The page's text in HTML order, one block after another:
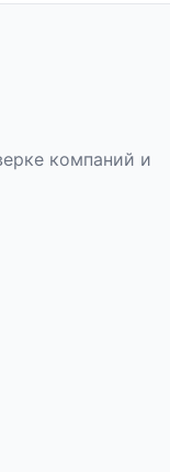
компаний и